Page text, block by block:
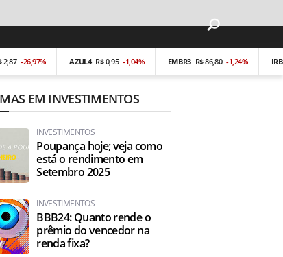
AZUL4 R$ 0,95 -1,04% EMBR3 R$ 86,80 -1,24% IRBR3 R$
EM INVESTIMENTOS
INVESTIMENTOS
Poupança hoje; veja como
está o rendimento em
Setembro 2025
INVESTIMENTOS
BBB24: Quanto rende o
prêmio do vencedor na
renda fixa?